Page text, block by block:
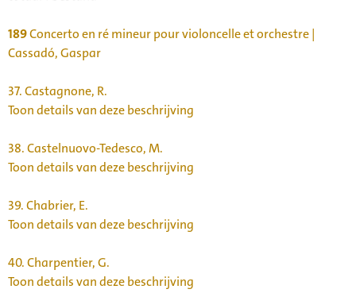
189Concerto en ré mineur pour violoncelle et orchestre |
Cassadó, Gaspar
37.Castagnone, R.
Toon details van deze beschrijving
38.Castelnuovo-Tedesco, M.
Toon details van deze beschrijving
39.Chabrier, E.
Toon details van deze beschrijving
40.Charpentier, G.
Toon details van deze beschrijving